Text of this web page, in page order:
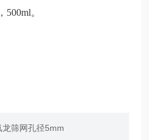
500ml。
筛网孔径5mm